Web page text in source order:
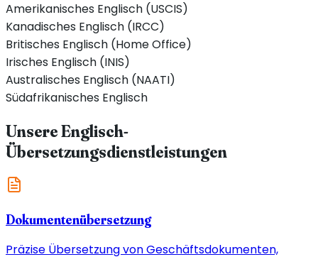
Amerikanisches Englisch (USCIS)
Kanadisches Englisch (IRCC)
Britisches Englisch (Home Office)
Irisches Englisch (INIS)
Australisches Englisch (NAATI)
Südafrikanisches Englisch
Unsere Englisch-
Übersetzungsdienstleistungen
Dokumentenübersetzung
Präzise Übersetzung von Geschäftsdokumenten,